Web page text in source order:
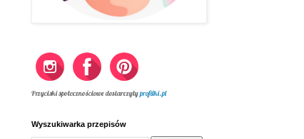
Przyciski społecznościowe dostarczyłyprofilki.pl
Wyszukiwarka przepisów